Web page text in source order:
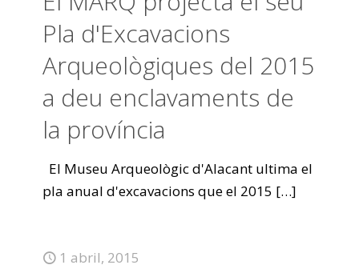
Pla d'Excavacions
Arqueològiques del 2015
a deu enclavaments de
la província
El Museu Arqueològic d'Alacant ultima el
pla anual d'excavacions que el 2015 […]
1 abril, 2015